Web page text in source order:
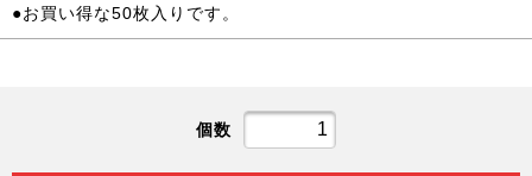
●お買い得な50枚入りです。
個数